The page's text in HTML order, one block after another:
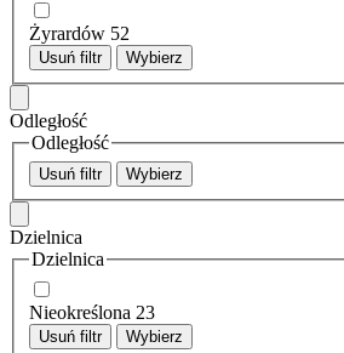
Żyrardów 52
Usuń filtr Wybierz
Odległość
Odległość
Usuń filtr Wybierz
Dzielnica
Dzielnica
Nieokreślona 23
Usuń filtr Wybierz